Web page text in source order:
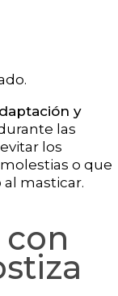
y
las
los
o que
masticar.